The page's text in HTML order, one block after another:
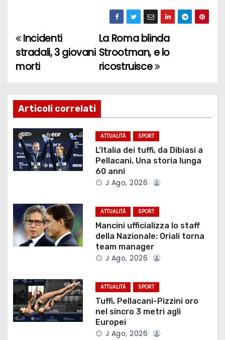
N
a
i
g
a
z
o
n
a
r
t
La Roma blinda
Strootman, e lo
ricostruisce
Incidenti
stradali, 3 giovani
morti
Articoli correlati
ATTUALITÀ SPORT
L’Italia dei tuffi, da Dibiasi a
Pellacani. Una storia lunga
60 anni
J Ago, 2026
ATTUALITÀ SPORT
Mancini ufficializza lo staff
della Nazionale: Oriali torna
team manager
J Ago, 2026
ATTUALITÀ SPORT
Tuffi, Pellacani-Pizzini oro
nel sincro 3 metri agli
Europei
J Ago, 2026